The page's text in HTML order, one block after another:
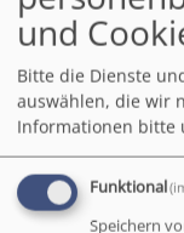
Einlass: 8.00 –
Regionalbischof
Kirchenrätin
MUSIK
und
Bitte die Dienste
auswählen, die wir
Informationen bitte
Funktional
Speichern